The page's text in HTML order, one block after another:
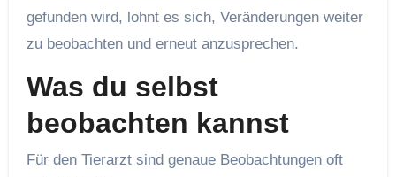
gefunden wird, lohnt es sich, Veränderungen weiter
zu beobachten und erneut anzusprechen.
Was du selbst
beobachten kannst
Für den Tierarzt sind genaue Beobachtungen oft